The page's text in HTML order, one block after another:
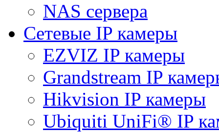
NAS сервера
Сетевые IP камеры
EZVIZ IP камеры
Grandstream IP
Hikvision IP камеры
Ubiquiti UniFi® IP